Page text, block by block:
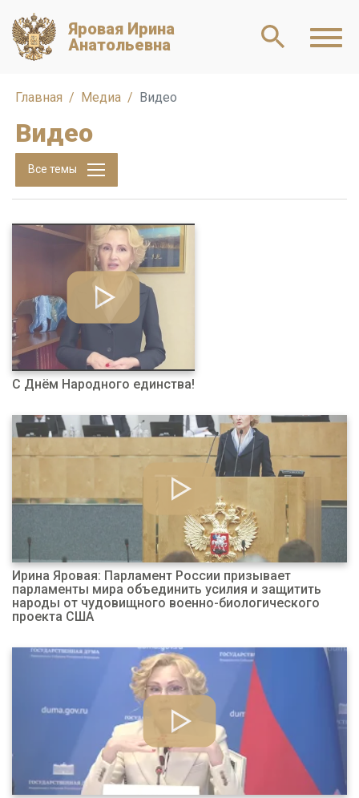
Яровая Ирина
Анатольевна
Главная Медиа Видео
Видео
Все темы
С Днём Народного единства!
Ирина Яровая: Парламент России призывает
парламенты мира объединить усилия и защитить
народы от чудовищного военно-биологического
проекта США